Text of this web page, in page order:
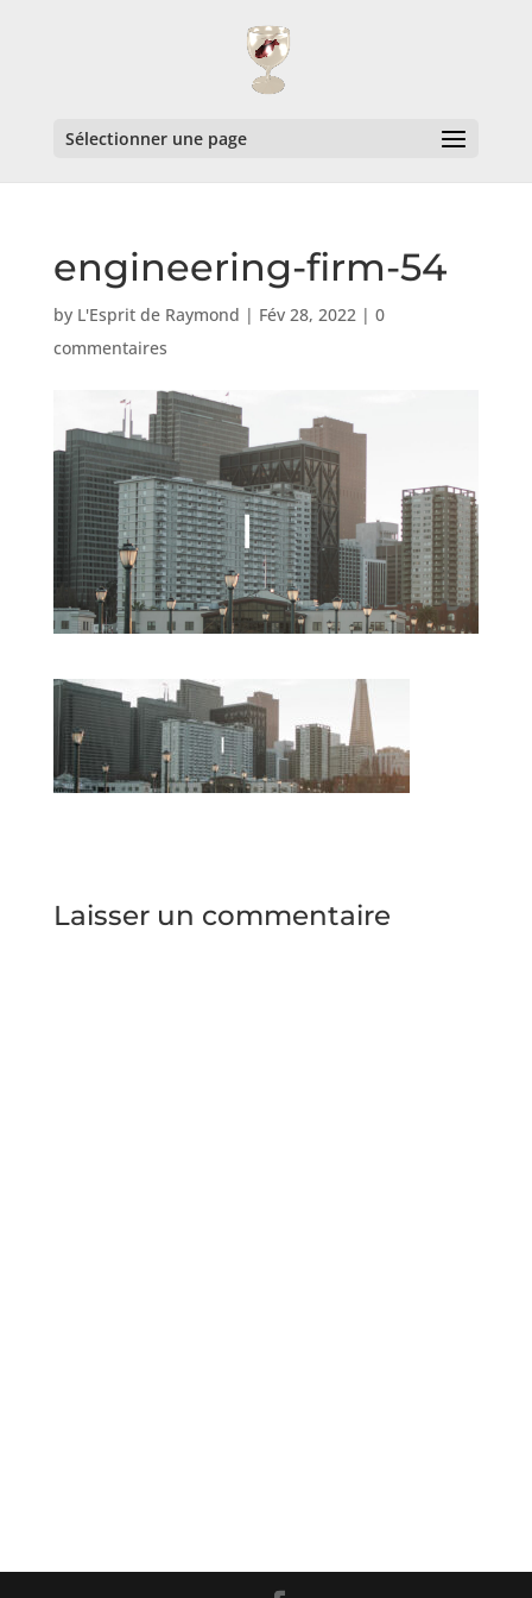
Sélectionner une page
engineering-firm-54
by L'Esprit de Raymond | Fév 28, 2022| 0
commentaires
Laisser un commentaire